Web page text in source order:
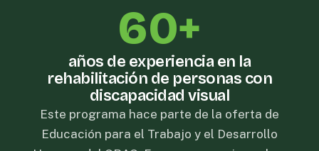
60+
años de experiencia en la
rehabilitación de personas con
discapacidad visual
Este programa hace parte de la oferta de
Educación para el Trabajo y el Desarrollo